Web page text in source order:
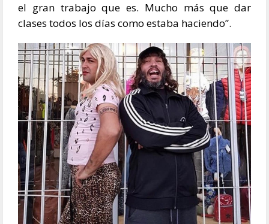
el gran trabajo que es. Mucho más que dar
clases todos los días como estaba haciendo”.